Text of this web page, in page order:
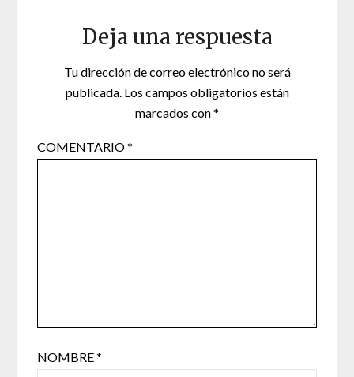
Deja una respuesta
Tu dirección de correo electrónico no será
publicada. Los campos obligatorios están
marcados con*
COMENTARIO*
NOMBRE*